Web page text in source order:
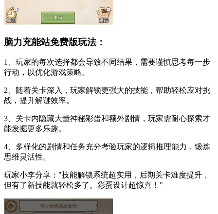
脑力充能站免费版玩法：
1、玩家的每次选择都会导致不同结果，需要谨慎思考每一步
行动，以优化游戏策略。
2、随着关卡深入，玩家解锁更强大的技能，帮助轻松应对挑
战，提升解谜效率。
3、关卡内隐藏大量神秘彩蛋和额外剧情，玩家需耐心探索才
能发掘更多乐趣。
4、多样化的剧情和任务充分考验玩家的逻辑推理能力，锻炼
思维灵活性。
玩家小李分享："技能解锁系统超实用，后期关卡难度提升，
但有了新技能就轻松多了。彩蛋设计超惊喜！"